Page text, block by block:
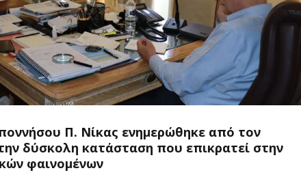
Π. Νίκας ενημερώθηκε από τον
δύσκολη κατάσταση που επικρατεί στην
φαινομένων